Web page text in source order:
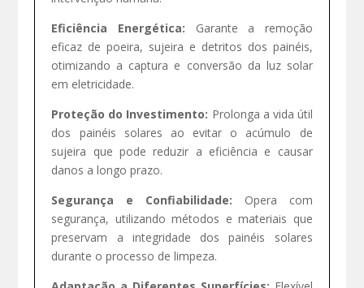
Eficiência Energética: Garante a remoção
eficaz de poeira, sujeira e detritos dos painéis,
otimizando a captura e conversão da luz solar
em eletricidade.
Proteção do Investimento: Prolonga a vida útil
dos painéis solares ao evitar o acúmulo de
sujeira que pode reduzir a eficiência e causar
danos a longo prazo.
Segurança e Confiabilidade: Opera com
segurança, utilizando métodos e materiais que
preservam a integridade dos painéis solares
durante o processo de limpeza.